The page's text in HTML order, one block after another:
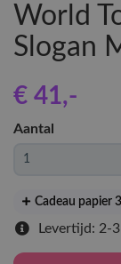
World
Slogan
€ 41,-
Aantal
Cadeau papier
Levertijd: 2-